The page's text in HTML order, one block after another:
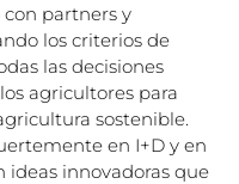
partners y
los criterios de
las decisiones
agricultores para
sostenible.
en I+D y en
ideas innovadoras que